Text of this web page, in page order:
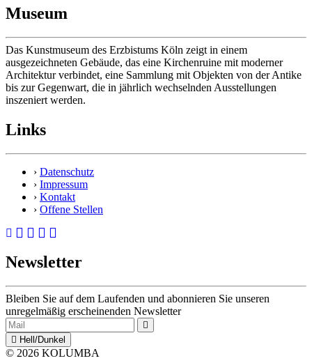
Museum
Das Kunstmuseum des Erzbistums Köln zeigt in einem
ausgezeichneten Gebäude, das eine Kirchenruine mit moderner
Architektur verbindet, eine Sammlung mit Objekten von der Antike
bis zur Gegenwart, die in jährlich wechselnden Ausstellungen
inszeniert werden.
Links
› Datenschutz
› Impressum
› Kontakt
› Offene Stellen
Newsletter
Bleiben Sie auf dem Laufenden und abonnieren Sie unseren
unregelmäßig erscheinenden Newsletter
Hell/Dunkel
© 2026 KOLUMBA